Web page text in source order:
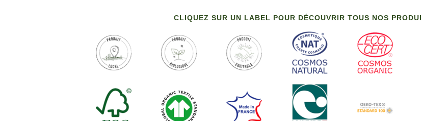
CLIQUEZ SUR UN LABEL POUR DÉCOUVRIR TOUS NOS